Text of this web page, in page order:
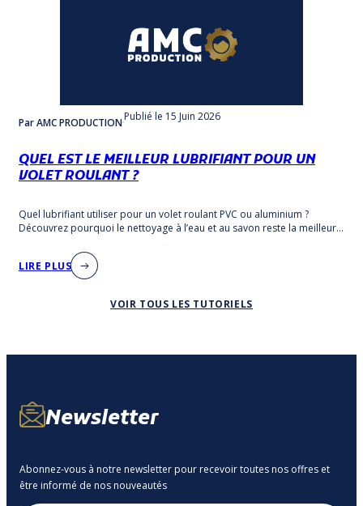
Par AMC PRODUCTIONPublié le 15 Juin 2026
QUEL EST LE MEILLEUR LUBRIFIANT POUR UN
VOLET ROULANT ?
Quel lubrifiant utiliser pour un volet roulant PVC ou aluminium ?
Découvrez pourquoi le nettoyage à l’eau et au savon reste la meilleure
LIRE PLUS
VOIR TOUS LES TUTORIELS
Newsletter
Abonnez-vous à notre newsletter pour recevoir toutes nos offres et
être informé de nos nouveautés